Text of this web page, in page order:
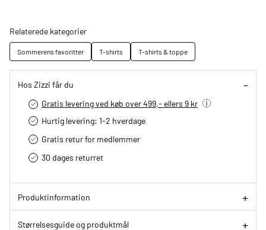
Relaterede kategorier
Sommerens favoritter T-shirts T-shirts & toppe
Hos Zizzi får du
Gratis levering ved køb over 499,- ellers 9 kr
Hurtig levering­: 1-2 hverdage
Gratis retur for medlemmer
30 dages returret
Produktinformation
Størrelsesguide og produktmål